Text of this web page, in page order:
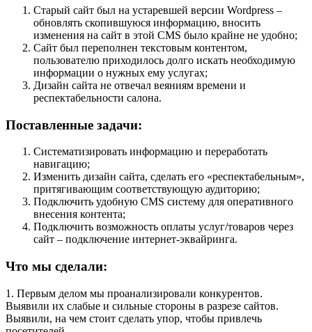
Старый сайт был на устаревшей версии Wordpress –
обновлять скопившуюся информацию, вносить
изменения на сайт в этой CMS было крайне не удобно;
Сайт был переполнен текстовым контентом,
пользователю приходилось долго искать необходимую
информации о нужных ему услугах;
Дизайн сайта не отвечал веяниям времени и
респектабельности салона.
Поставленные задачи:
Систематизировать информацию и переработать
навигацию;
Изменить дизайн сайта, сделать его «респектабельным»,
притягивающим соответствующую аудиторию;
Подключить удобную CMS систему для оперативного
внесения контента;
Подключить возможность оплаты услуг/товаров через
сайт – подключение интернет-эквайринга.
Что мы сделали:
1. Первым делом мы проанализировали конкурентов.
Выявили их слабые и сильные стороны в разрезе сайтов.
Выявили, на чем стоит сделать упор, чтобы привлечь